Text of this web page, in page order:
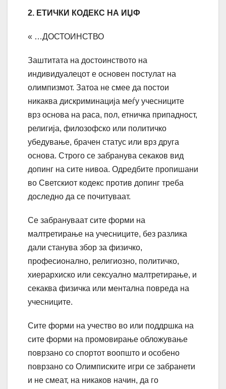
2. ЕТИЧКИ КОДЕКС НА ИЏФ
« …ДОСТОИНСТВО
Заштитата на достоинството на
индивидуалецот е основен постулат на
олимпизмот. Затоа не смее да постои
никаква дискриминација меѓу учесниците
врз основа на раса, пол, етничка припадност,
религија, филозофско или политичко
убедување, брачен статус или врз друга
основа. Строго се забранува секаков вид
допинг на сите нивоа. Одредбите пропишани
во Светскиот кодекс против допинг треба
доследно да се почитуваат.
Се забрануваат сите форми на
малтретирање на учесниците, без разлика
дали станува збор за физичко,
професионално, религиозно, политичко,
хиерархиско или сексуално малтретирање, и
секаква физичка или ментална повреда на
учесниците.
Сите форми на учество во или поддршка на
сите форми на промовирање обложување
поврзано со спортот воопшто и особено
поврзано со Олимписките игри се забранети
и не смеат, на никаков начин, да го